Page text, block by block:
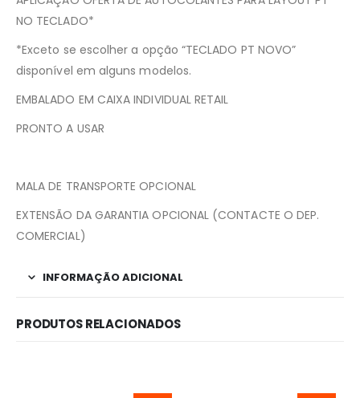
NO TECLADO*
*Exceto se escolher a opção “TECLADO PT NOVO”
disponível em alguns modelos.
EMBALADO EM CAIXA INDIVIDUAL RETAIL
PRONTO A USAR
MALA DE TRANSPORTE OPCIONAL
EXTENSÃO DA GARANTIA OPCIONAL (CONTACTE O DEP.
COMERCIAL)
INFORMAÇÃO ADICIONAL
PRODUTOS RELACIONADOS